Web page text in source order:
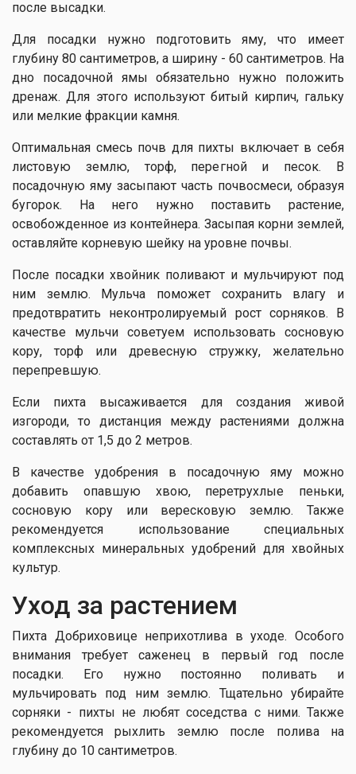
после высадки.
Для посадки нужно подготовить яму, что имеет
глубину 80 сантиметров, а ширину - 60 сантиметров. На
дно посадочной ямы обязательно нужно положить
дренаж. Для этого используют битый кирпич, гальку
или мелкие фракции камня.
Оптимальная смесь почв для пихты включает в себя
листовую землю, торф, перегной и песок. В
посадочную яму засыпают часть почвосмеси, образуя
бугорок. На него нужно поставить растение,
освобожденное из контейнера. Засыпая корни землей,
оставляйте корневую шейку на уровне почвы.
После посадки хвойник поливают и мульчируют под
ним землю. Мульча поможет сохранить влагу и
предотвратить неконтролируемый рост сорняков. В
качестве мульчи советуем использовать сосновую
кору, торф или древесную стружку, желательно
перепревшую.
Если пихта высаживается для создания живой
изгороди, то дистанция между растениями должна
составлять от 1,5 до 2 метров.
В качестве удобрения в посадочную яму можно
добавить опавшую хвою, перетрухлые пеньки,
сосновую кору или вересковую землю. Также
рекомендуется использование специальных
комплексных минеральных удобрений для хвойных
культур.
Уход за растением
Пихта Добриховице неприхотлива в уходе. Особого
внимания требует саженец в первый год после
посадки. Его нужно постоянно поливать и
мульчировать под ним землю. Тщательно убирайте
сорняки - пихты не любят соседства с ними. Также
рекомендуется рыхлить землю после полива на
глубину до 10 сантиметров.